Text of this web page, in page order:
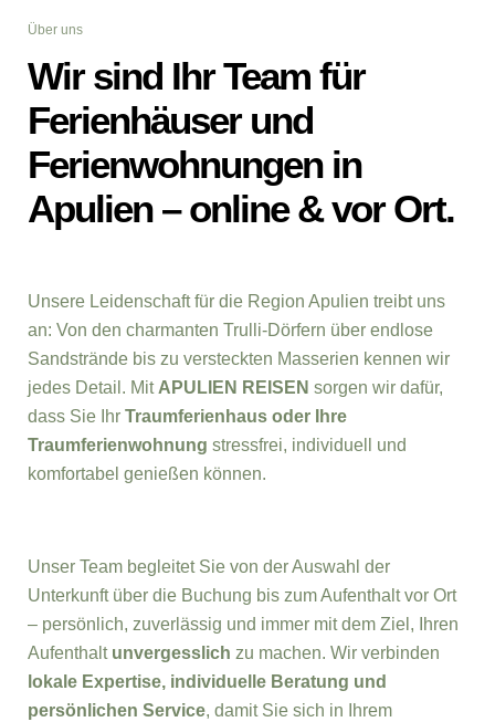
Über uns
Wir sind Ihr Team für
Ferienhäuser und
Ferienwohnungen in
Apulien – online & vor Ort.
Unsere Leidenschaft für die Region Apulien treibt uns
an: Von den charmanten Trulli-Dörfern über endlose
Sandstrände bis zu versteckten Masserien kennen wir
jedes Detail. Mit APULIEN REISEN sorgen wir dafür,
dass Sie Ihr Traumferienhaus oder Ihre
Traumferienwohnung stressfrei, individuell und
komfortabel genießen können.
Unser Team begleitet Sie von der Auswahl der
Unterkunft über die Buchung bis zum Aufenthalt vor Ort
– persönlich, zuverlässig und immer mit dem Ziel, Ihren
Aufenthalt unvergesslich zu machen. Wir verbinden
lokale Expertise, individuelle Beratung und
persönlichen Service, damit Sie sich in Ihrem